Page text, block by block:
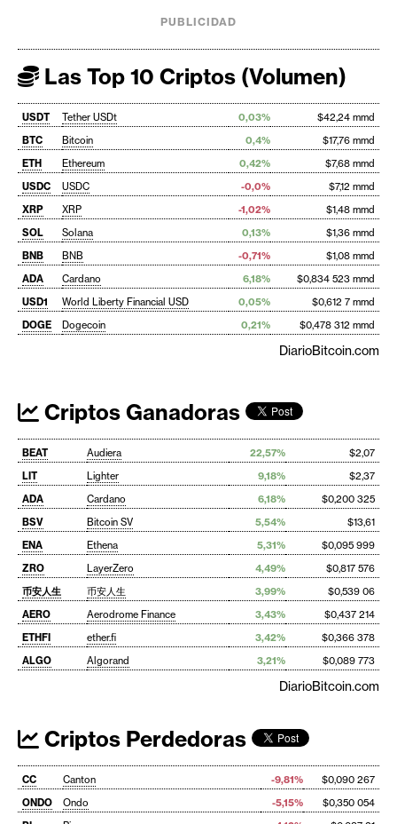
PUBLICIDAD
Las Top 10 Criptos (Volumen)
USDT Tether USDt 0,03%
$42,24 mmd
BTC
Bitcoin 0,4%
$17,76 mmd
ETH
Ethereum 0,42%
$7,68 mmd
USDC
USDC -0,0%
$7,12 mmd
XRP
XRP -1,02%
$1,48 mmd
SOL
Solana 0,13%
$1,36 mmd
BNB
BNB -0,71%
$1,08 mmd
ADA
Cardano 6,18%
$0,834 523 mmd
USD1
World Liberty Financial USD 0,05%
$0,612 7 mmd
DOGE
Dogecoin 0,21% $0,478 312 mmd
DiarioBitcoin.com
Criptos Ganadoras
BEAT Audiera 22,57%
$2,07
LIT
Lighter 9,18%
$2,37
ADA
Cardano 6,18%
$0,200 325
BSV
Bitcoin SV 5,54%
$13,61
ENA
Ethena 5,31%
$0,095 999
ZRO
LayerZero 4,49%
$0,817 576
币安人生
币安人生 3,99%
$0,539 06
AERO
Aerodrome Finance 3,43%
$0,437 214
ETHFI
ether.fi 3,42%
$0,366 378
ALGO
Algorand 3,21% $0,089 773
DiarioBitcoin.com
Criptos Perdedoras
CC Canton -9,81%
$0,090 267
ONDO
Ondo -5,15%
$0,350 054